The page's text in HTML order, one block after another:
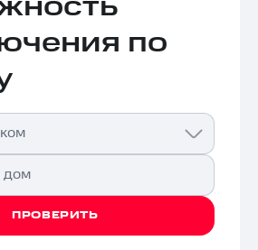
по
дом
ПРОВЕРИТЬ